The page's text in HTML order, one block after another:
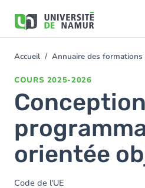
contenu
You
Accueil Annuaire des formations
COURS 2025-2026
orientée
Code de l'UE